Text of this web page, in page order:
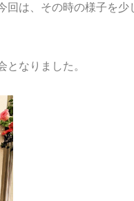
回は、その時の様子を少
なりました。